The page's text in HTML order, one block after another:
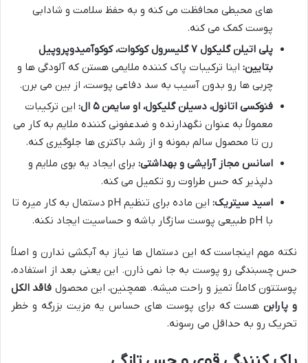
های محیطی محافظت می کنه و به حفظ سلامت و شادابی
پوست کمک می کنه.
پلی اتیلن گلیکول ۷ گلیسرول کوکوات، کوکوآمیدوپروپیل
بتایین: اینا ترکیبات پاک کننده ملایمی هستن که آلودگی ها و
چربی ها رو بدون آسیب به سد دفاعی پوست، از بین می برن.
فنوکسی اتانول، دسیلن گلیکول، او سایمن ۵ ال:
این ترکیبات
معمولاً به عنوان نگهدارنده و ضدعفونی کننده ملایم به کار می
رن تا محصول سالم بمونه و از رشد باکتری ها جلوگیری کنه.
اسانس مجاز آرایشی و بهداشتی: برای ایجاد یه بوی ملایم و
دلپذیر که حس طراوت رو تکمیل می کنه.
اسید سیتریک:
این ماده برای تنظیم pH دستمال به کار میره تا
با pH طبیعی پوست سازگار باشه و حساسیت ایجاد نکنه.
نکته مهم اینجاست که این دستمال ها نیاز به آبکشی ندارن و اصلاً
حس چسبندگی رو پوست به جا نمی ذارن. این یعنی بعد از استفاده،
پوستتون کاملاً تمیز و راحت میشه. همچنین، این محصول فاقد الکل
و پارابنهست که برای پوست های حساس یه مزیت بزرگه و خطر
تحریک رو به حداقل می رسونه.